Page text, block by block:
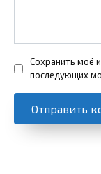
Сохранить моё
последующих